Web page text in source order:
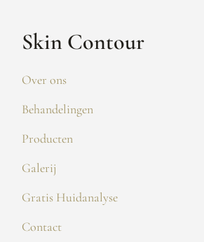
Skin Contour
Over ons
Behandelingen
Producten
Galerij
Gratis Huidanalyse
Contact